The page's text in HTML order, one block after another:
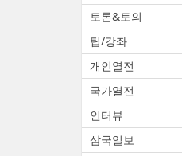
토론&토의
팁/강좌
개인열전
국가열전
인터뷰
삼국일보